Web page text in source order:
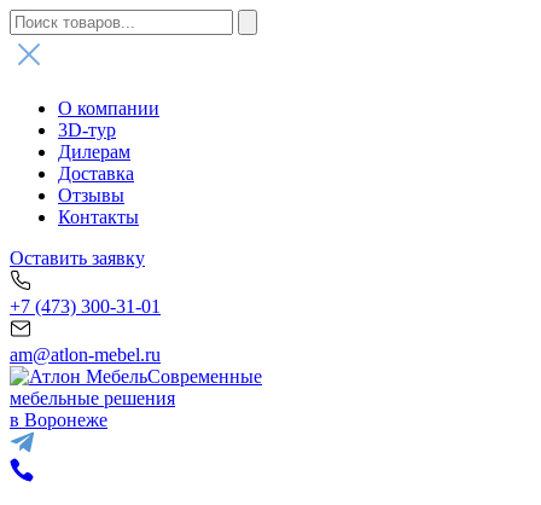
О компании
3D-тур
Дилерам
Доставка
Отзывы
Контакты
Оставить заявку
+7 (473) 300-31-01
am@atlon-mebel.ru
Современные
мебельные решения
в Воронеже